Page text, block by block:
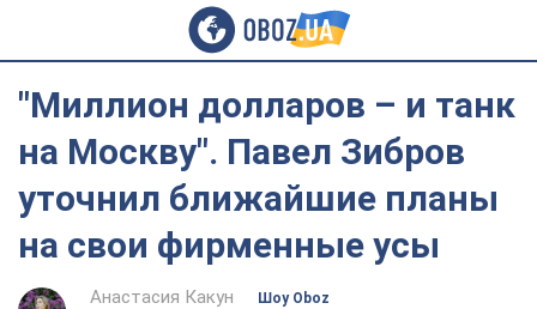
"Миллион долларов – и танк
на Москву". Павел Зибров
уточнил ближайшие планы
на свои фирменные усы
Анастасия Какун
Шоу Oboz